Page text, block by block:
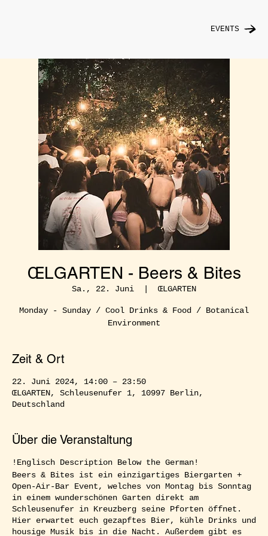
EVENTS
ŒLGARTEN - Beers & Bites
Sa., 22. Juni
  |
ŒLGARTEN
Monday - Sunday / Cool Drinks & Food / Botanical
Environment
Zeit & Ort
22. Juni 2024, 14:00 – 23:50
ŒLGARTEN, Schleusenufer 1, 10997 Berlin,
Deutschland
Über die Veranstaltung
!Englisch Description Below the German!
Beers & Bites ist ein einzigartiges Biergarten +
Open-Air-Bar Event, welches von Montag bis Sonntag
in einem wunderschönen Garten direkt am
Schleusenufer in Kreuzberg seine Pforten öffnet.
Hier erwartet euch gezapftes Bier, kühle Drinks und
housige Musik bis in die Nacht. Außerdem gibt es